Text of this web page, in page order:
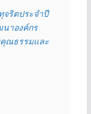
จริตประจำปี
นาองค์กร
คุณธรรมและ